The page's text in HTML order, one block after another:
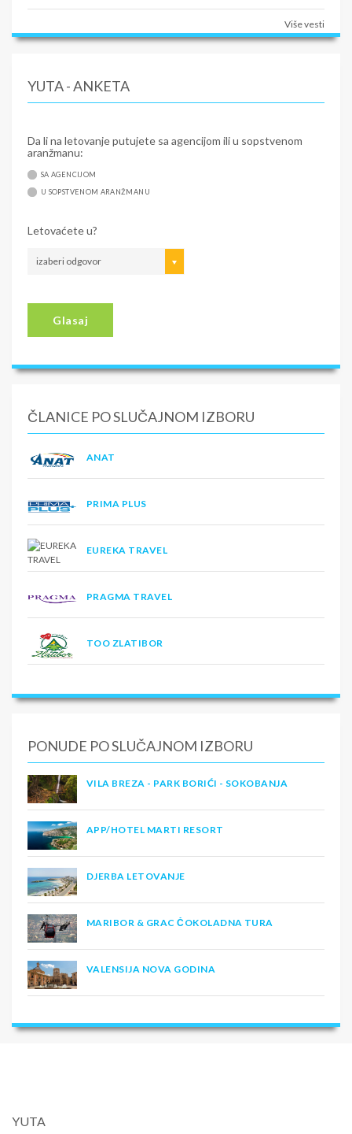
Više vesti
YUTA - ANKETA
Da li na letovanje putujete sa agencijom ili u sopstvenom
aranžmanu:
SA AGENCIJOM
U SOPSTVENOM ARANŽMANU
Letovaćete u?
izaberi odgovor
Glasaj
ČLANICE PO SLUČAJNOM IZBORU
ANAT
PRIMA PLUS
EUREKA TRAVEL
PRAGMA TRAVEL
TOO ZLATIBOR
PONUDE PO SLUČAJNOM IZBORU
VILA BREZA - PARK BORIĆI - SOKOBANJA
APP/HOTEL MARTI RESORT
DJERBA LETOVANJE
MARIBOR & GRAC ČOKOLADNA TURA
VALENSIJA NOVA GODINA
YUTA